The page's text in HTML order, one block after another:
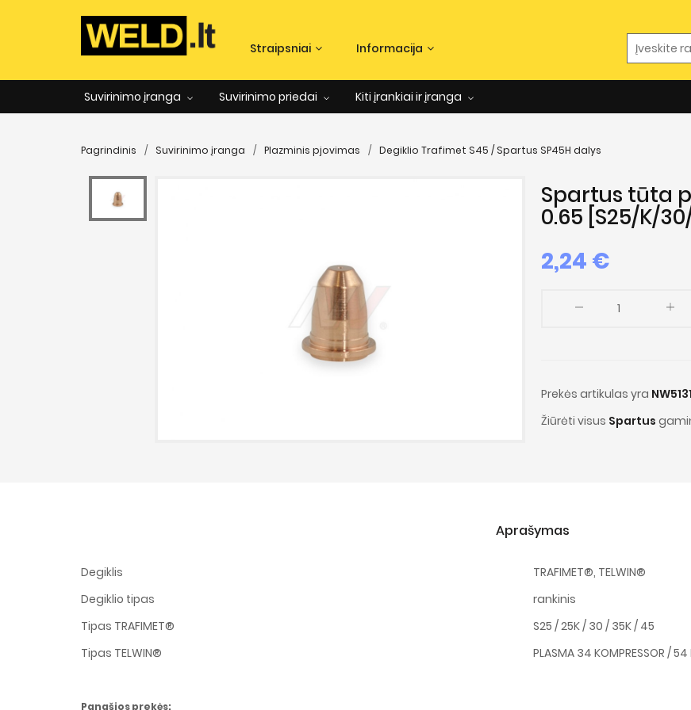
Straipsniai Informacija
Suvirinimo įranga Suvirinimo priedai Kiti įrankiai ir įranga
Pagrindinis Suvirinimo įranga Plazminis pjovimas Degiklio Trafimet S45 / Spartus SP45H dalys
Spartus tūta
0.65 [S25/K/
2,24 €
Prekės artikulas yra
Žiūrėti visus Spartus
Aprašymas
Degiklis
TRAFIMET®, TELWIN®
Degiklio tipas
rankinis
Tipas TRAFIMET®
S25 / 25K / 30 / 35K / 45
Tipas TELWIN®
PLASMA 34 KOMPRESSOR /
Panašios prekės: